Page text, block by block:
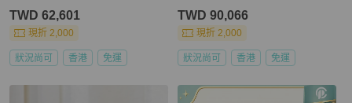
TWD 62,601
現折 2,000
狀況尚可 香港 免運
TWD 90,066
現折 2,000
狀況尚可 香港 免運